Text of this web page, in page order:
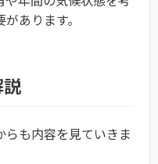
あります。
らも内容を見ていきま